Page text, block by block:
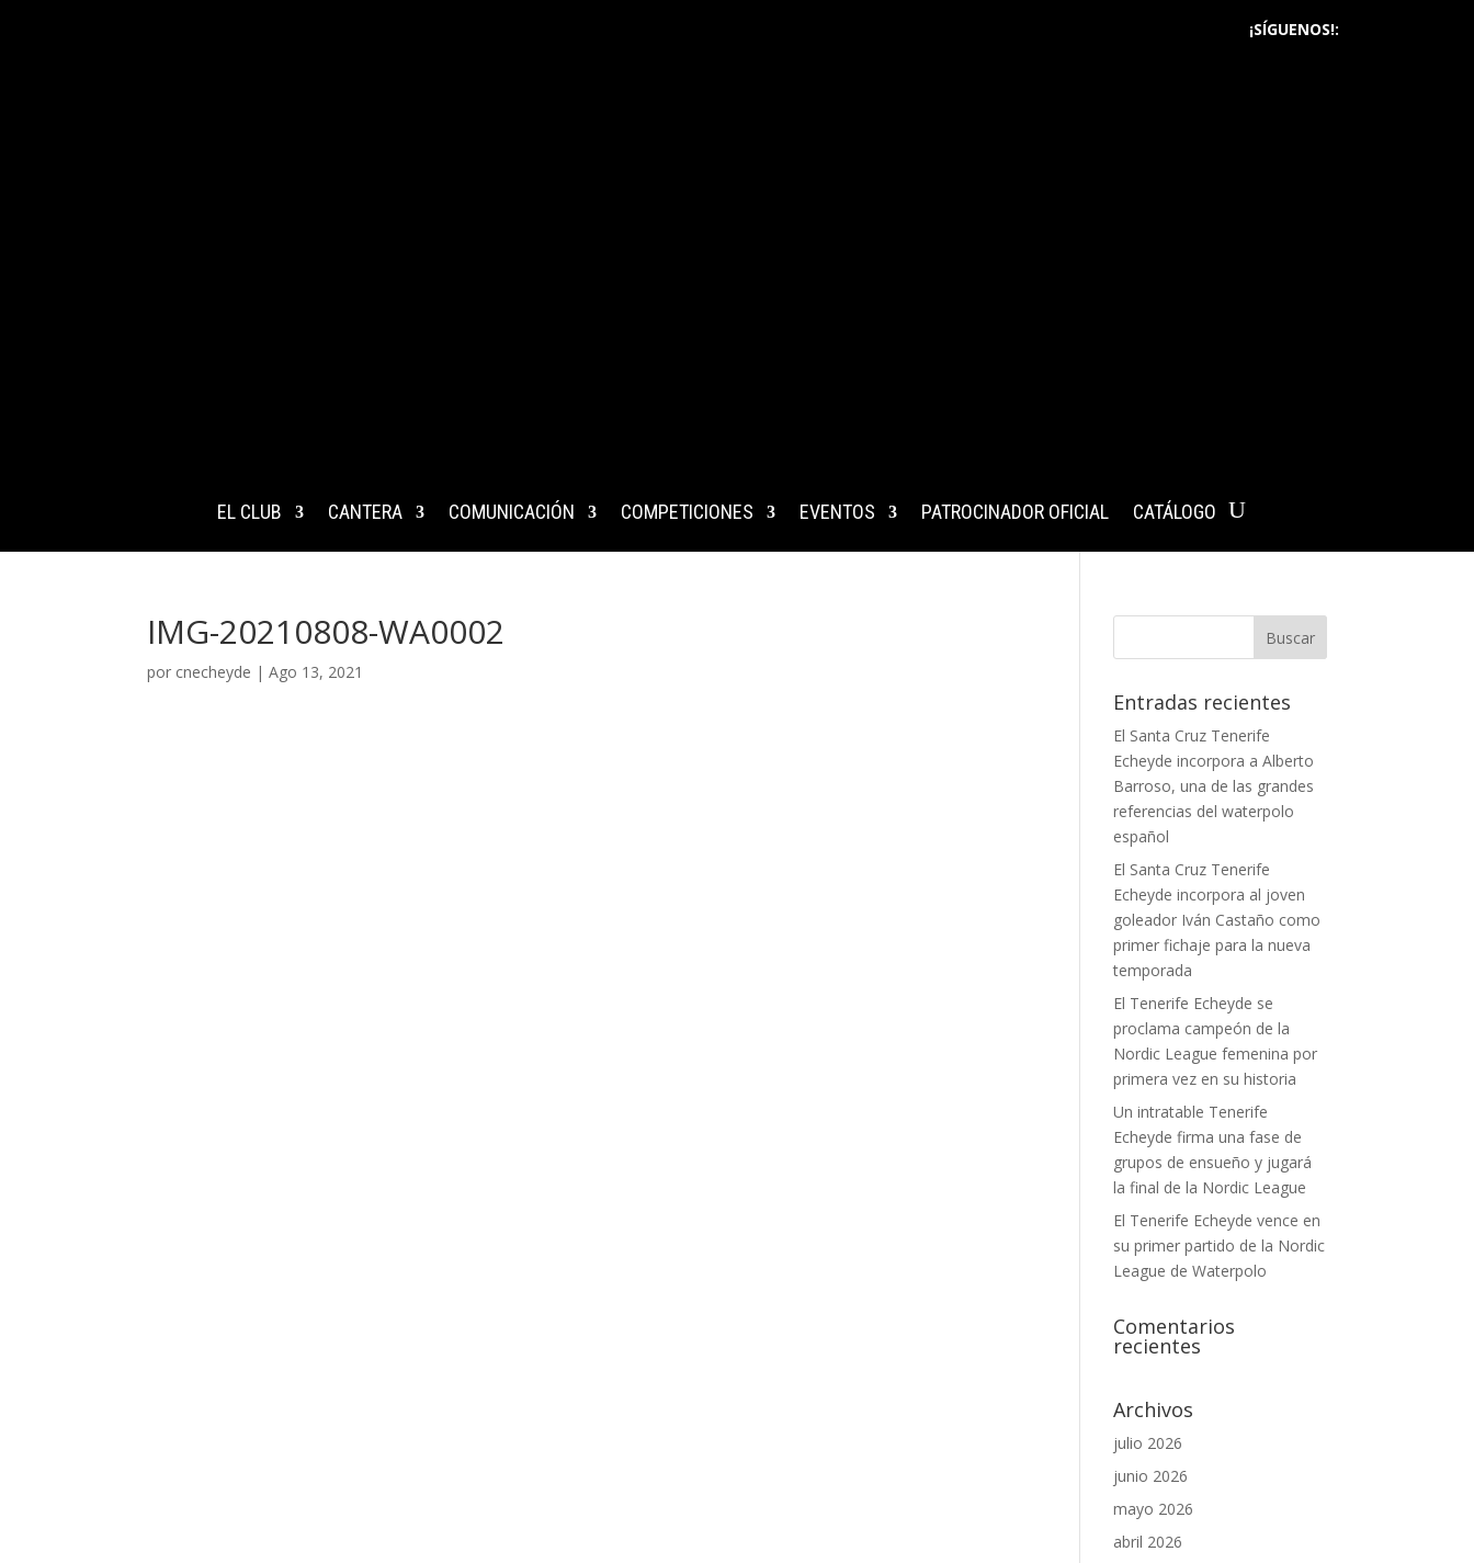
¡SÍGUENOS!:
EL CLUB CANTERA COMUNICACIÓN COMPETICIONES EVENTOS PATROCINADOR OFICIAL CATÁLOGO
IMG-20210808-WA0002
por cnecheyde |Ago 13, 2021
Entradas recientes
El Santa Cruz Tenerife
Echeyde incorpora a Alberto
Barroso, una de las grandes
referencias del waterpolo
español
El Santa Cruz Tenerife
Echeyde incorpora al joven
goleador Iván Castaño como
primer fichaje para la nueva
temporada
El Tenerife Echeyde se
proclama campeón de la
Nordic League femenina por
primera vez en su historia
Un intratable Tenerife
Echeyde firma una fase de
grupos de ensueño y jugará
la final de la Nordic League
El Tenerife Echeyde vence en
su primer partido de la Nordic
League de Waterpolo
Comentarios
recientes
Archivos
julio 2026
junio 2026
mayo 2026
abril 2026